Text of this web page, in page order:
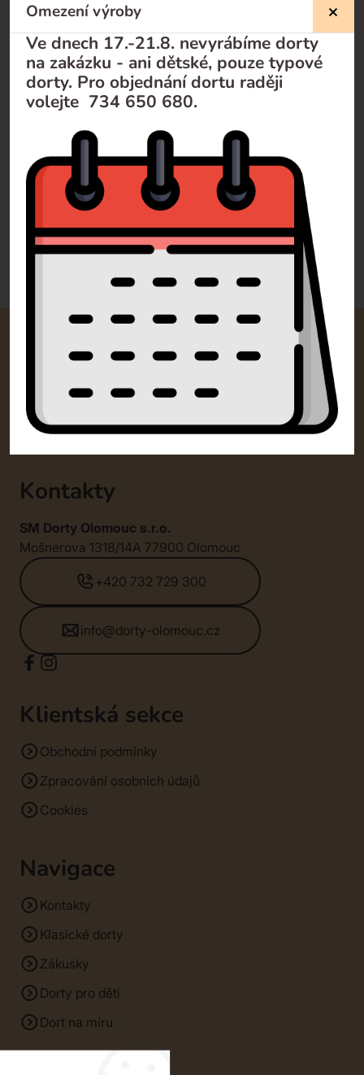
Nevíte si rady?
Pomůžeme Vám
Volejte
+420 732 729 300
Pište
info@dorty-olomouc.cz
0 recenzí
Kontakty
SM Dorty Olomouc s.r.o.
Mošnerova 1318/14A 77900 Olomouc
+420 732 729 300
info@dorty-olomouc.cz
Klientská sekce
Obchodní podmínky
Zpracování osobních údajů
Cookies
Navigace
Kontakty
Klasické dorty
Zákusky
Dorty pro děti
Dort na míru
Omezení výroby
Ve dnech 17.-21.8. nevyrábíme dorty
na zakázku - ani dětské, pouze typové
dorty. Pro objednání dortu raději
volejte 734 650 680.